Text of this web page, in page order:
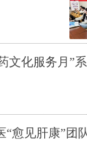
文化服务月”
“愈见肝康”团